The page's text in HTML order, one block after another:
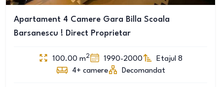
Apartament 4 Camere Gara Billa Scoala
Barsanescu ! Direct Proprietar
100.00 m2 1990-2000
Etajul 8
4+ camere Decomandat